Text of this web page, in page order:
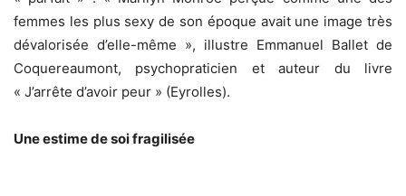
femmes les plus sexy de son époque avait une image très
dévalorisée d’elle-même », illustre Emmanuel Ballet de
Coquereaumont, psychopraticien et auteur du livre
« J’arrête d’avoir peur » (Eyrolles).
Une estime de soi fragilisée